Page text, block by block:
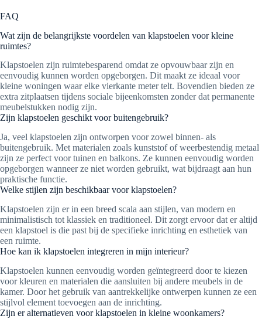
FAQ
Wat zijn de belangrijkste voordelen van klapstoelen voor kleine
ruimtes?
Klapstoelen zijn ruimtebesparend omdat ze opvouwbaar zijn en
eenvoudig kunnen worden opgeborgen. Dit maakt ze ideaal voor
kleine woningen waar elke vierkante meter telt. Bovendien bieden ze
extra zitplaatsen tijdens sociale bijeenkomsten zonder dat permanente
meubelstukken nodig zijn.
Zijn klapstoelen geschikt voor buitengebruik?
Ja, veel klapstoelen zijn ontworpen voor zowel binnen- als
buitengebruik. Met materialen zoals kunststof of weerbestendig metaal
zijn ze perfect voor tuinen en balkons. Ze kunnen eenvoudig worden
opgeborgen wanneer ze niet worden gebruikt, wat bijdraagt aan hun
praktische functie.
Welke stijlen zijn beschikbaar voor klapstoelen?
Klapstoelen zijn er in een breed scala aan stijlen, van modern en
minimalistisch tot klassiek en traditioneel. Dit zorgt ervoor dat er altijd
een klapstoel is die past bij de specifieke inrichting en esthetiek van
een ruimte.
Hoe kan ik klapstoelen integreren in mijn interieur?
Klapstoelen kunnen eenvoudig worden geïntegreerd door te kiezen
voor kleuren en materialen die aansluiten bij andere meubels in de
kamer. Door het gebruik van aantrekkelijke ontwerpen kunnen ze een
stijlvol element toevoegen aan de inrichting.
Zijn er alternatieven voor klapstoelen in kleine woonkamers?